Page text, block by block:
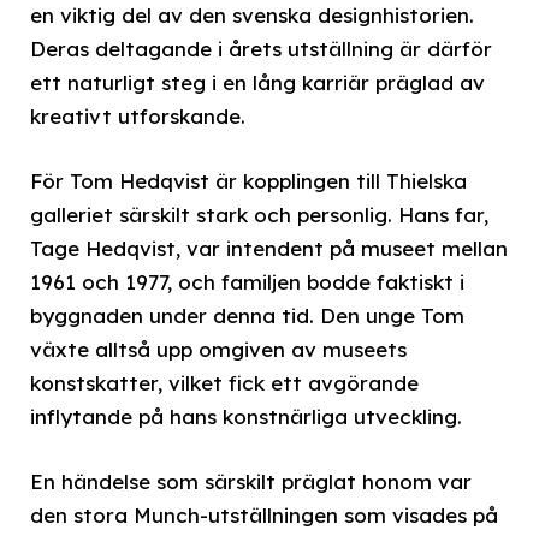
en viktig del av den svenska designhistorien.
Deras deltagande i årets utställning är därför
ett naturligt steg i en lång karriär präglad av
kreativt utforskande.
För Tom Hedqvist är kopplingen till Thielska
galleriet särskilt stark och personlig. Hans far,
Tage Hedqvist, var intendent på museet mellan
1961 och 1977, och familjen bodde faktiskt i
byggnaden under denna tid. Den unge Tom
växte alltså upp omgiven av museets
konstskatter, vilket fick ett avgörande
inflytande på hans konstnärliga utveckling.
En händelse som särskilt präglat honom var
den stora Munch-utställningen som visades på